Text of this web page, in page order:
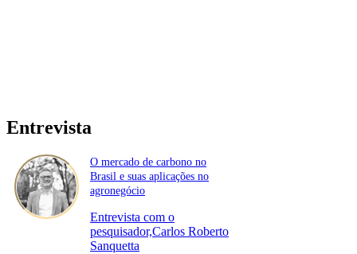
Entrevista
O mercado de carbono no
Brasil e suas aplicações no
agronegócio
Entrevista com o
pesquisador,Carlos Roberto
Sanquetta